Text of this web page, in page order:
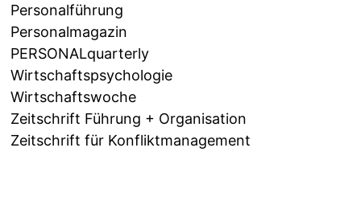
Personalführung
Personalmagazin
PERSONALquarterly
Wirtschaftspsychologie
Wirtschaftswoche
Zeitschrift Führung + Organisation
Zeitschrift für Konfliktmanagement